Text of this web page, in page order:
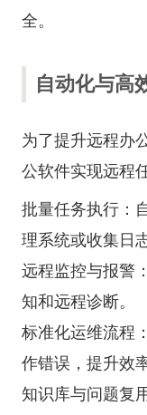
全。
自动化与高
为了提升远程办
公软件实现远程
批量任务执行：
理系统或收集日志
远程监控与报警
知和远程诊断。
标准化运维流程
作错误，提升效率
知识库与问题复